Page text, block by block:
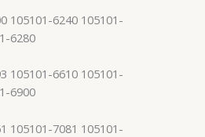
105101-6240 105101-
6280
105101-6610 105101-
6900
105101-7081 105101-